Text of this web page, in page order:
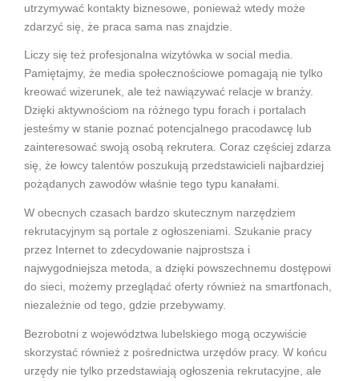
utrzymywać kontakty biznesowe, ponieważ wtedy może
zdarzyć się, że praca sama nas znajdzie.
Liczy się też profesjonalna wizytówka w social media.
Pamiętajmy, że media społecznościowe pomagają nie tylko
kreować wizerunek, ale też nawiązywać relacje w branży.
Dzięki aktywnościom na różnego typu forach i portalach
jesteśmy w stanie poznać potencjalnego pracodawcę lub
zainteresować swoją osobą rekrutera. Coraz częściej zdarza
się, że łowcy talentów poszukują przedstawicieli najbardziej
pożądanych zawodów właśnie tego typu kanałami.
W obecnych czasach bardzo skutecznym narzędziem
rekrutacyjnym są portale z ogłoszeniami. Szukanie pracy
przez Internet to zdecydowanie najprostsza i
najwygodniejsza metoda, a dzięki powszechnemu dostępowi
do sieci, możemy przeglądać oferty również na smartfonach,
niezależnie od tego, gdzie przebywamy.
Bezrobotni z województwa lubelskiego mogą oczywiście
skorzystać również z pośrednictwa urzędów pracy. W końcu
urzędy nie tylko przedstawiają ogłoszenia rekrutacyjne, ale